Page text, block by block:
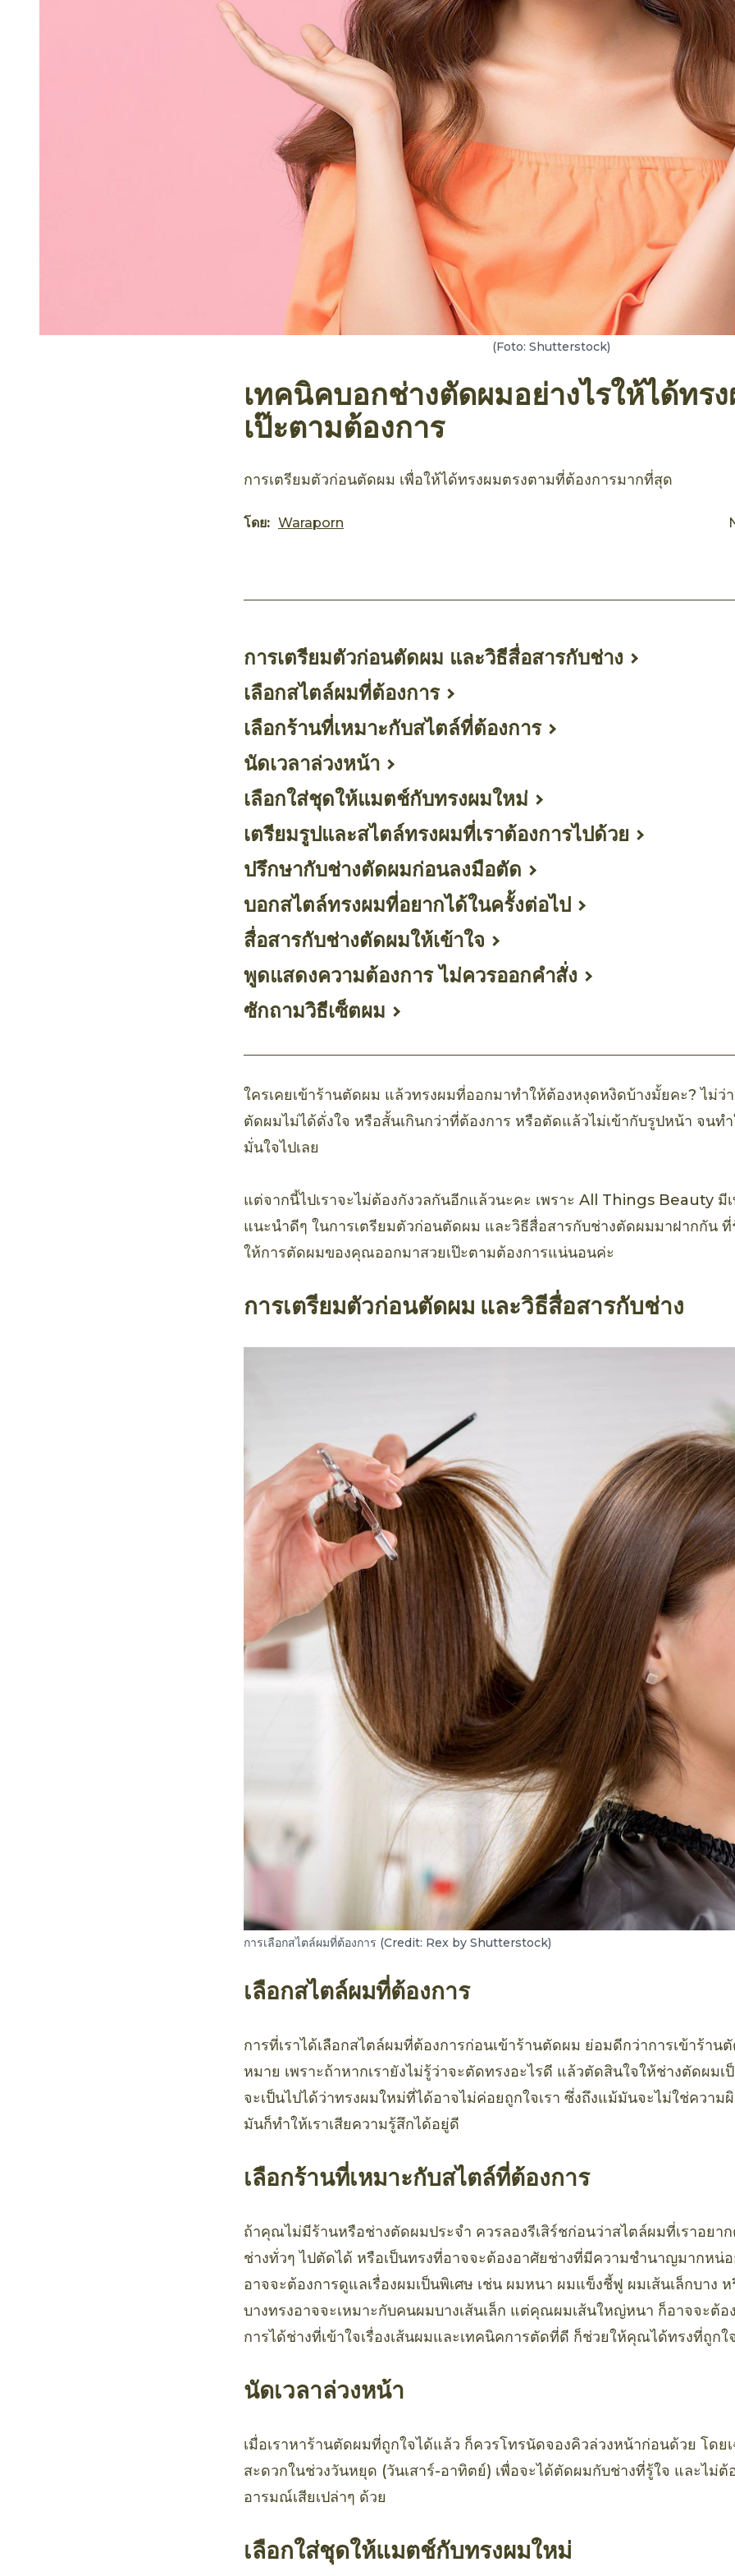
(Foto: Shutterstock)
เทคนิคบอกช่างตัดผมอย่างไรให้ได้ทร
เป๊ะตามต้องการ
การเตรียมตัวก่อนตัดผม เพื่อให้ได้ทรงผมตรงตามที่ต้องการมากที่สุด
โดย: Waraporn
การเตรียมตัวก่อนตัดผม และวิธีสื่อสารกับช่าง
เลือกสไตล์ผมที่ต้องการ
เลือกร้านที่เหมาะกับสไตล์ที่ต้องการ
นัดเวลาล่วงหน้า
เลือกใส่ชุดให้แมตช์กับทรงผมใหม่
เตรียมรูปและสไตล์ทรงผมที่เราต้องการไปด้วย
ปรึกษากับช่างตัดผมก่อนลงมือตัด
บอกสไตล์ทรงผมที่อยากได้ในครั้งต่อไป
สื่อสารกับช่างตัดผมให้เข้าใจ
พูดแสดงความต้องการ ไม่ควรออกคำสั่ง
ซักถามวิธีเซ็ตผม
ใครเคยเข้าร้านตัดผม แล้วทรงผมที่ออกมาทำให้ต้องหงุดหงิดบ้างมั้ยคะ? ไม่ว่า
ตัดผมไม่ได้ดั่งใจ หรือสั้นเกินกว่าที่ต้องการ หรือตัดแล้วไม่เข้ากับรูปหน้า จนท
มั่นใจไปเลย
แต่จากนี้ไปเราจะไม่ต้องกังวลกันอีกแล้วนะคะ เพราะ All Things Beauty มี
แนะนำดีๆ ในการเตรียมตัวก่อนตัดผม และวิธีสื่อสารกับช่างตัดผมมาฝากกัน ที่
ให้การตัดผมของคุณออกมาสวยเป๊ะตามต้องการแน่นอนค่ะ
การเตรียมตัวก่อนตัดผม และวิธีสื่อสารกับช่าง
การเลือกสไตล์ผมที่ต้องการ (Credit: Rex by Shutterstock)
เลือกสไตล์ผมที่ต้องการ
การที่เราได้เลือกสไตล์ผมที่ต้องการก่อนเข้าร้านตัดผม ย่อมดีกว่าการเข้าร้าน
หมาย เพราะถ้าหากเรายังไม่รู้ว่าจะตัดทรงอะไรดี แล้วตัดสินใจให้ช่างตัดผม
จะเป็นไปได้ว่าทรงผมใหม่ที่ได้อาจไม่ค่อยถูกใจเรา ซึ่งถึงแม้มันจะไม่ใช่ควา
มันก็ทำให้เราเสียความรู้สึกได้อยู่ดี
เลือกร้านที่เหมาะกับสไตล์ที่ต้องการ
ถ้าคุณไม่มีร้านหรือช่างตัดผมประจำ ควรลองรีเสิร์ชก่อนว่าสไตล์ผมที่เราอยา
ช่างทั่วๆ ไปตัดได้ หรือเป็นทรงที่อาจจะต้องอาศัยช่างที่มีความชำนาญมากหน่
อาจจะต้องการดูแลเรื่องผมเป็นพิเศษ เช่น ผมหนา ผมแข็งชี้ฟู ผมเส้นเล็กบาง
บางทรงอาจจะเหมาะกับคนผมบางเส้นเล็ก แต่คุณผมเส้นใหญ่หนา ก็อาจจะต้
การได้ช่างที่เข้าใจเรื่องเส้นผมและเทคนิคการตัดที่ดี ก็ช่วยให้คุณได้ทรงที่ถูก
นัดเวลาล่วงหน้า
เมื่อเราหาร้านตัดผมที่ถูกใจได้แล้ว ก็ควรโทรนัดจองคิวล่วงหน้าก่อนด้วย โดยเ
สะดวกในช่วงวันหยุด (วันเสาร์-อาทิตย์) เพื่อจะได้ตัดผมกับช่างที่รู้ใจ และไม่ต้
อารมณ์เสียเปล่าๆ ด้วย
เลือกใส่ชุดให้แมตช์กับทรงผมใหม่